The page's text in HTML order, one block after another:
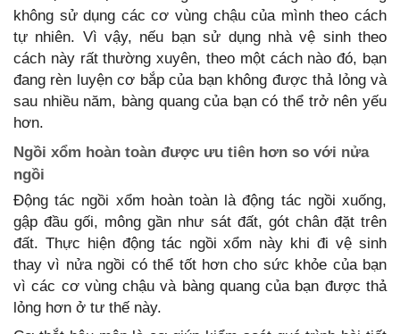
không sử dụng các cơ vùng chậu của mình theo cách
tự nhiên. Vì vậy, nếu bạn sử dụng nhà vệ sinh theo
cách này rất thường xuyên, theo một cách nào đó, bạn
đang rèn luyện cơ bắp của bạn không được thả lỏng và
sau nhiều năm, bàng quang của bạn có thể trở nên yếu
hơn.
Ngồi xổm hoàn toàn được ưu tiên hơn so với nửa
ngồi
Động tác ngồi xổm hoàn toàn là động tác ngồi xuống,
gập đầu gối, mông gần như sát đất, gót chân đặt trên
đất. Thực hiện động tác ngồi xổm này khi đi vệ sinh
thay vì nửa ngồi có thể tốt hơn cho sức khỏe của bạn
vì các cơ vùng chậu và bàng quang của bạn được thả
lỏng hơn ở tư thế này.